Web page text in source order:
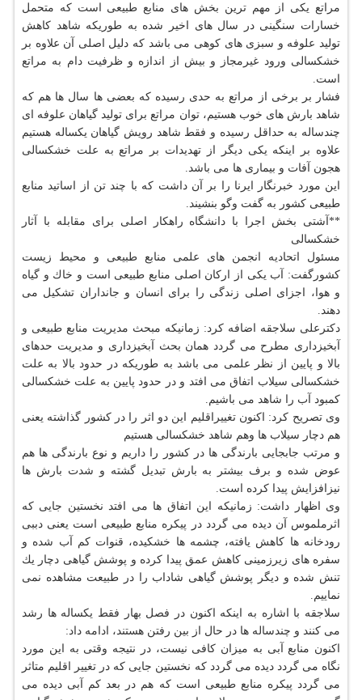
مراتع یكی از مهم ترین بخش های منابع طبیعی است كه متحمل
خسارات سنگینی در سال های اخیر شده به طوریكه شاهد كاهش
تولید علوفه و سبزی های كوهی می باشد كه دلیل اصلی آن علاوه بر
خشكسالی ورود غیرمجاز و بیش از اندازه و ظرفیت دام به مراتع
است.
فشار بر برخی از مراتع به حدی رسیده كه بعضی ها سال ها هم كه
شاهد بارش های خوب هستیم، توان مراتع برای تولید گیاهان علوفه ای
چندساله به حداقل رسیده و فقط شاهد رویش گیاهان یكساله هستیم
علاوه بر اینكه یكی دیگر از تهدیدات بر مراتع به علت خشكسالی
هجون آفات و بیماری ها می باشد.
این مورد خبرنگار ایرنا را بر آن داشت كه با چند تن از اساتید منابع
طبیعی كشور به گفت وگو بنشیند.
**آشتی بخش اجرا با دانشگاه راهكار اصلی برای مقابله با آثار
خشكسالی
مسئول اتحادیه انجمن های علمی منابع طبیعی و محیط زیست
كشورگفت: آب یكی از اركان اصلی منابع طبیعی است و خاك و گیاه
و هوا، اجزای اصلی زندگی را برای انسان و جانداران تشكیل می
دهند.
دكترعلی سلاجقه اضافه كرد: زمانیكه مبحث مدیریت منابع طبیعی و
آبخیزداری مطرح می گردد همان بحث آبخیزداری و مدیریت حدهای
بالا و پایین از نظر علمی می باشد به طوریكه در حدود بالا به علت
خشكسالی سیلاب اتفاق می افتد و در حدود پایین به علت خشكسالی
كمبود آب را شاهد می باشیم.
وی تصریح كرد: اكنون تغییراقلیم این دو اثر را در كشور گذاشته یعنی
هم دچار سیلاب ها وهم شاهد خشكسالی هستیم
و مرتب جابجایی بارندگی ها در كشور را داریم و نوع بارندگی ها هم
عوض شده و برف بیشتر به بارش تبدیل گشته و شدت بارش ها
نیزافزایش پیدا كرده است.
وی اظهار داشت: زمانیكه این اتفاق ها می افتد نخستین جایی كه
اثرملموس آن دیده می گردد در پیكره منابع طبیعی است یعنی دببی
رودخانه ها كاهش یافته، چشمه ها خشكیده، قنوات كم آب شده و
سفره های زیرزمینی كاهش عمق پیدا كرده و پوشش گیاهی دچار یك
تنش شده و دیگر پوشش گیاهی شاداب را در طبیعت مشاهده نمی
نماییم.
سلاجقه با اشاره به اینكه اكنون در فصل بهار فقط یكساله ها رشد
می كنند و چندساله ها در حال از بین رفتن هستند، ادامه داد:
اكنون منابع آبی به میزان كافی نیست، در نتیجه وقتی به این مورد
نگاه می گردد دیده می گردد كه نخستین جایی كه در تغییر اقلیم متاثر
می گردد پیكره منابع طبیعی است كه هم در بعد كم آبی دیده می